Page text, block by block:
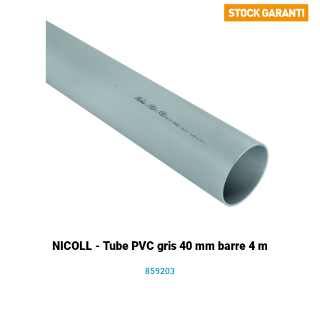
NICOLL - Tube PVC gris 40 mm barre 4 m
859203